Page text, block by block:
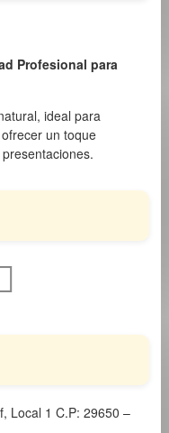
Profesional para
ideal para
un toque
Local 1 C.P: 29650 –